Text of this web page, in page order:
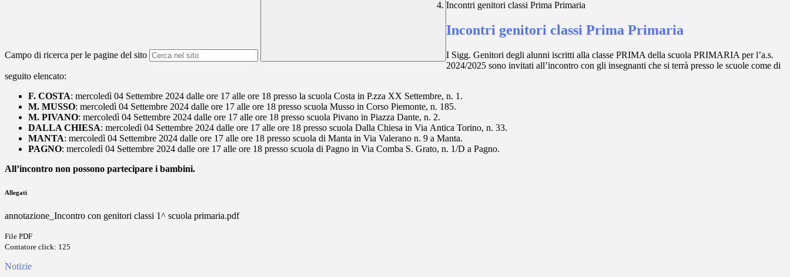
Campo di ricerca per le pagine del sito
Incontri genitori classi Prima Primaria
Incontri genitori classi Prima Primaria
I Sigg. Genitori degli alunni iscritti alla classe PRIMA della scuola PRIMARIA per l’a.s.
2024/2025 sono invitati all’incontro con gli insegnanti che si terrà presso le scuole come di
seguito elencato:
F. COSTA: mercoledì 04 Settembre 2024 dalle ore 17 alle ore 18 presso la scuola Costa in P.zza XX Settembre, n. 1.
M. MUSSO: mercoledì 04 Settembre 2024 dalle ore 17 alle ore 18 presso scuola Musso in Corso Piemonte, n. 185.
M. PIVANO: mercoledì 04 Settembre 2024 dalle ore 17 alle ore 18 presso scuola Pivano in Piazza Dante, n. 2.
DALLA CHIESA: mercoledì 04 Settembre 2024 dalle ore 17 alle ore 18 presso scuola Dalla Chiesa in Via Antica Torino, n. 33.
MANTA: mercoledì 04 Settembre 2024 dalle ore 17 alle ore 18 presso scuola di Manta in Via Valerano n. 9 a Manta.
PAGNO: mercoledì 04 Settembre 2024 dalle ore 17 alle ore 18 presso scuola di Pagno in Via Comba S. Grato, n. 1/D a Pagno.
All’incontro non possono partecipare i bambini.
Allegati
annotazione_Incontro con genitori classi 1^ scuola primaria.pdf
File PDF
Contatore click: 125
Notizie